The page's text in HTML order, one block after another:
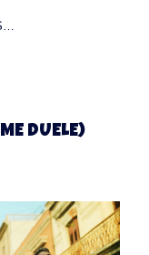
DUELE)